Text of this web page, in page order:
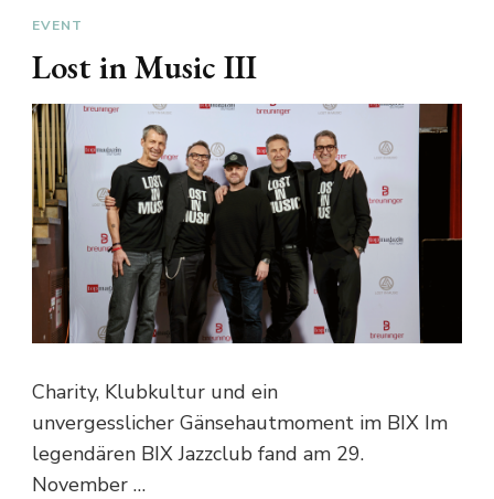
EVENT
Lost in Music III
Charity, Klubkultur und ein
unvergesslicher Gänsehautmoment im BIX Im
legendären BIX Jazzclub fand am 29.
November …